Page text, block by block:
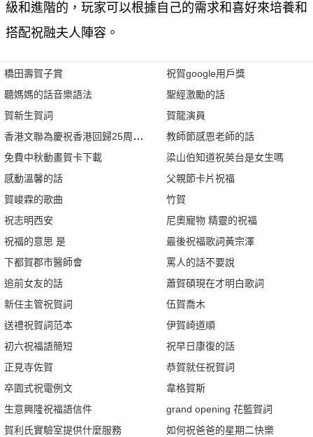
級和進階的，玩家可以根據自己的需求和喜好來培養和
搭配祝融夫人陣容。
橋田壽賀子賞
聽媽媽的話音樂語法
賀新生賀詞
香港文聯為慶祝香港回歸25周年籌備了哪些重點項目
免費中秋動畫賀卡下載
感動溫馨的話
賀峻霖的歌曲
祝志明西安
祝福的意思 是
下都賀郡市醫師會
追前女友的話
新任主管祝賀詞
送禮祝賀詞范本
初六祝福語簡短
正見寺佐賀
卒園式祝電例文
生意興隆祝福語信件
賀利氏實驗室提供什麼服務
祝賀google用戶獎
聖經激勵的話
賀龍演員
教師節感恩老師的話
梁山伯知道祝英台是女生嗎
父親節卡片祝福
竹賀
尼奧寵物 精靈的祝福
最後祝福歌詞黃宗澤
罵人的話不要說
蕭賀碩現在才明白歌詞
伍賀喬木
伊賀崎道順
祝早日康復的話
恭賀就任祝賀詞
韋格賀斯
grand opening 花籃賀詞
如何祝爸爸的星期二快樂